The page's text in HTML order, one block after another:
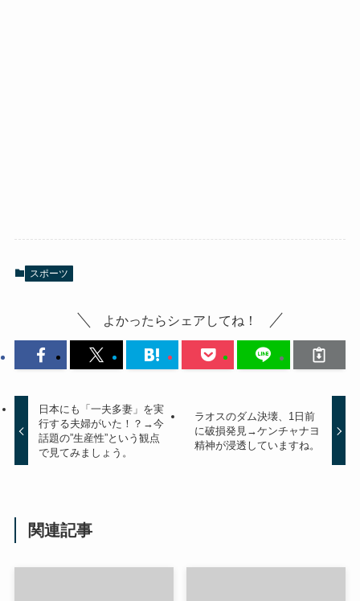
スポーツ
よかったらシェアしてね！
日本にも「一夫多妻」を実
行する夫婦がいた！？→今
話題の”生産性”という観点
で見てみましょう。
ラオスのダム決壊、1日前
に破損発見→ケンチャナヨ
精神が浸透していますね。
関連記事